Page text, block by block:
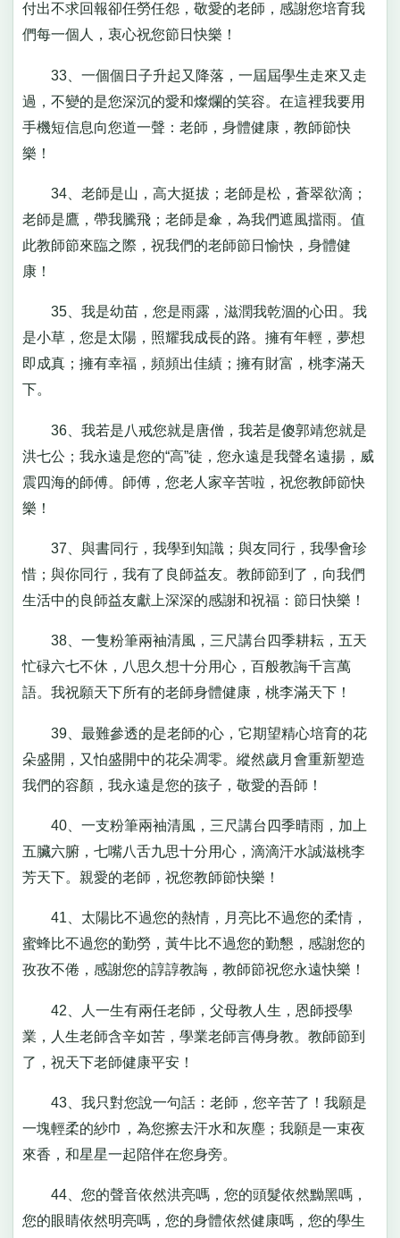
付出不求回報卻任勞任怨，敬愛的老師，感謝您培育我
們每一個人，衷心祝您節日快樂！
33、一個個日子升起又降落，一屆屆學生走來又走
過，不變的是您深沉的愛和燦爛的笑容。在這裡我要用
手機短信息向您道一聲：老師，身體健康，教師節快
樂！
34、老師是山，高大挺拔；老師是松，蒼翠欲滴；
老師是鷹，帶我騰飛；老師是傘，為我們遮風擋雨。值
此教師節來臨之際，祝我們的老師節日愉快，身體健
康！
35、我是幼苗，您是雨露，滋潤我乾涸的心田。我
是小草，您是太陽，照耀我成長的路。擁有年輕，夢想
即成真；擁有幸福，頻頻出佳績；擁有財富，桃李滿天
下。
36、我若是八戒您就是唐僧，我若是傻郭靖您就是
洪七公；我永遠是您的“高”徒，您永遠是我聲名遠揚，威
震四海的師傅。師傅，您老人家辛苦啦，祝您教師節快
樂！
37、與書同行，我學到知識；與友同行，我學會珍
惜；與你同行，我有了良師益友。教師節到了，向我們
生活中的良師益友獻上深深的感謝和祝福：節日快樂！
38、一隻粉筆兩袖清風，三尺講台四季耕耘，五天
忙碌六七不休，八思久想十分用心，百般教誨千言萬
語。我祝願天下所有的老師身體健康，桃李滿天下！
39、最難參透的是老師的心，它期望精心培育的花
朵盛開，又怕盛開中的花朵凋零。縱然歲月會重新塑造
我們的容顏，我永遠是您的孩子，敬愛的吾師！
40、一支粉筆兩袖清風，三尺講台四季晴雨，加上
五臟六腑，七嘴八舌九思十分用心，滴滴汗水誠滋桃李
芳天下。親愛的老師，祝您教師節快樂！
41、太陽比不過您的熱情，月亮比不過您的柔情，
蜜蜂比不過您的勤勞，黃牛比不過您的勤懇，感謝您的
孜孜不倦，感謝您的諄諄教誨，教師節祝您永遠快樂！
42、人一生有兩任老師，父母教人生，恩師授學
業，人生老師含辛如苦，學業老師言傳身教。教師節到
了，祝天下老師健康平安！
43、我只對您說一句話：老師，您辛苦了！我願是
一塊輕柔的紗巾，為您擦去汗水和灰塵；我願是一束夜
來香，和星星一起陪伴在您身旁。
44、您的聲音依然洪亮嗎，您的頭髮依然黝黑嗎，
您的眼睛依然明亮嗎，您的身體依然健康嗎，您的學生